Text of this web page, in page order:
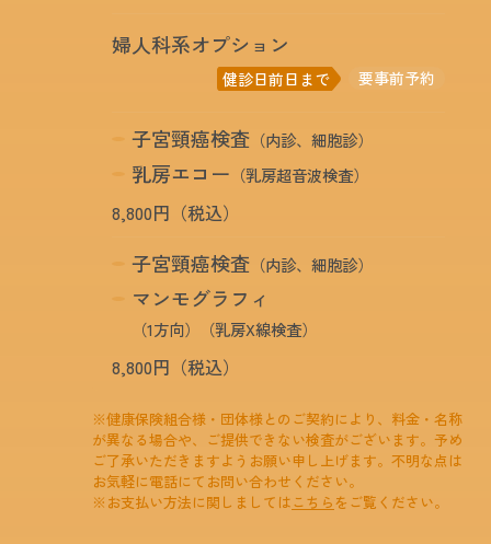
婦人科系オプション
健診日前日まで 要事前予約
子宮頸癌検査 （内診、細胞診）
乳房エコー （乳房超音波検査）
8,800円（税込）
子宮頸癌検査 （内診、細胞診）
マンモグラフィ
（1方向）（乳房X線検査）
8,800円（税込）
※健康保険組合様・団体様とのご契約により、料金・名称
が異なる場合や、ご提供できない検査がございます。予め
ご了承いただきますようお願い申し上げます。不明な点は
お気軽に電話にてお問い合わせください。
※お支払い方法に関しましてはこちらをご覧ください。